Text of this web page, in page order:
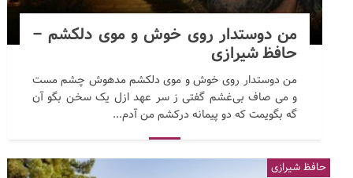
من دوستدار روی خوش و موی دلکشم –
حافظ شیرازی
من دوستدار روی خوش و موی دلکشم مدهوش چشم مست
و می صاف بی‌غشم گفتی ز سر عهد ازل یک سخن بگو آن
گه بگویمت که دو پیمانه درکشم من آدم...
حافظ شیرازی